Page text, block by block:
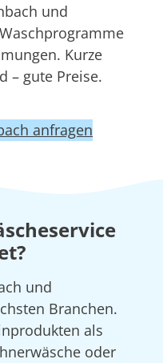
und
Kurze
– gute Preise.
anfragen
und
Branchen.
als
oder